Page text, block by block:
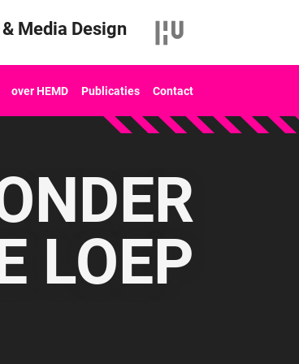
Media Design
over HEMD Publicaties Contact
LOEP